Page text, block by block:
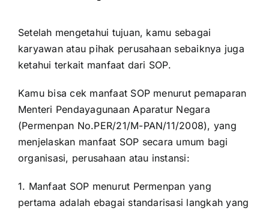
Setelah mengetahui tujuan, kamu sebagai
karyawan atau pihak perusahaan sebaiknya juga
ketahui terkait manfaat dari SOP.
Kamu bisa cek manfaat SOP menurut pemaparan
Menteri Pendayagunaan Aparatur Negara
(Permenpan No.PER/21/M-PAN/11/2008), yang
menjelaskan manfaat SOP secara umum bagi
organisasi, perusahaan atau instansi:
1. Manfaat SOP menurut Permenpan yang
pertama adalah ebagai standarisasi langkah yang